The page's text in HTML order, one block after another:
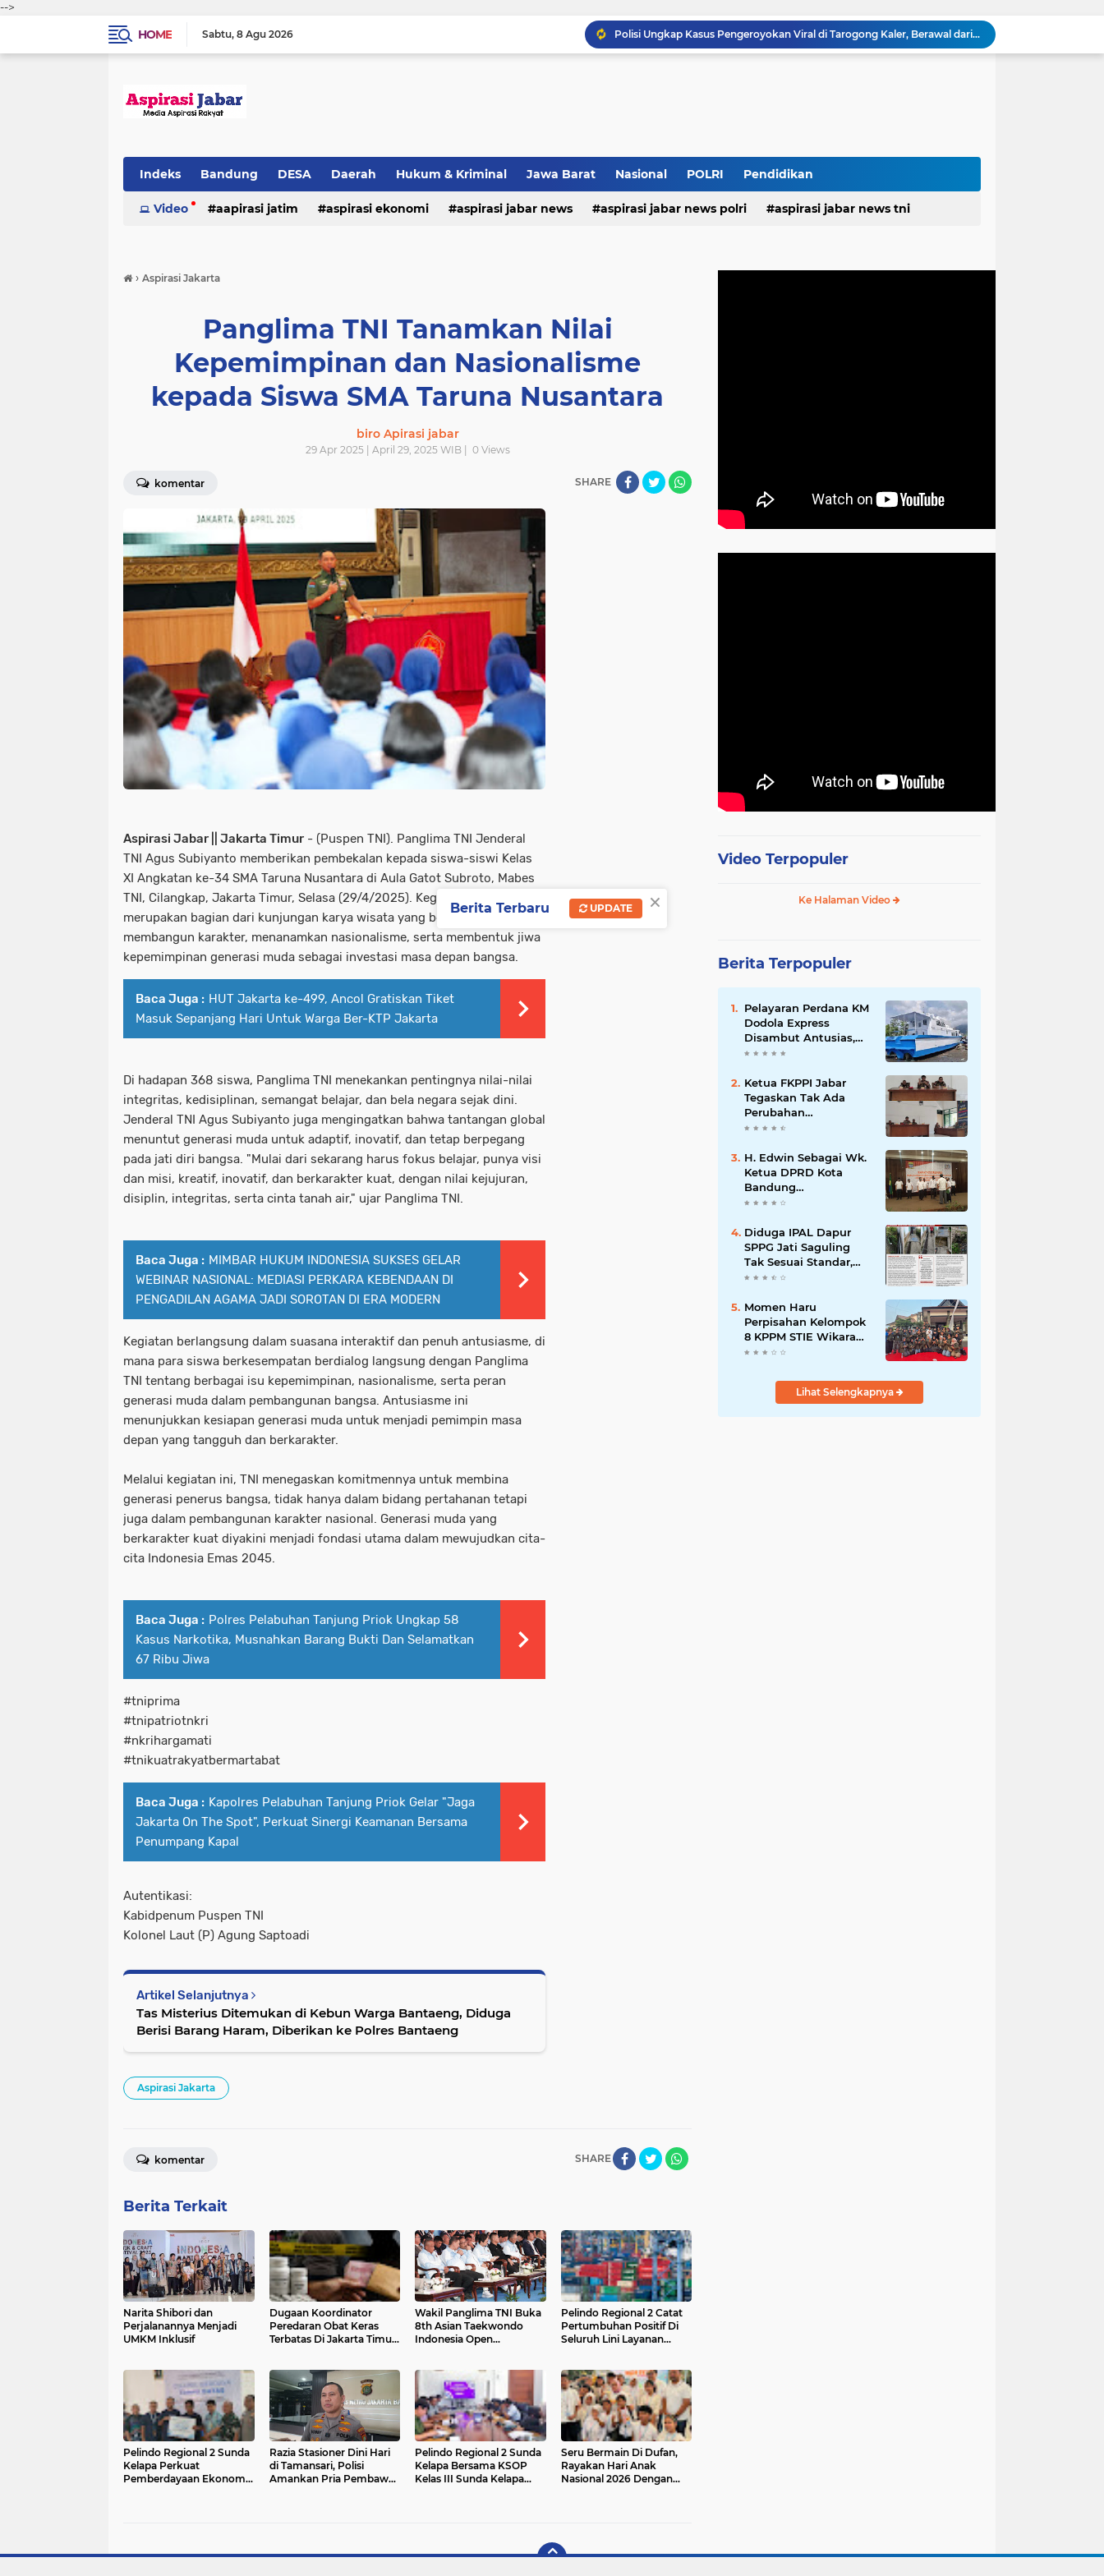
-->
HOME
Sabtu 8 Agu 2026
Polisi Ungkap Kasus Pengeroyokan Viral di Tarogong Kaler, Berawal dari Knalpot Brong
Wapang TNI Tinjau Kesiapan Yonif TP di Sumatera Utara
Pastikan Kenyamanan Investasi, Bupati Morotai Kunjungi Mitita Resort
Indeks Bandung DESA Daerah Hukum & Kriminal Jawa Barat Nasional POLRI Pendidikan
Video aapirasi jatim aspirasi ekonomi aspirasi jabar news aspirasi jabar news polri aspirasi jabar news tni
hukum & kriminal
› Aspirasi Jakarta
Panglima TNI Tanamkan Nilai
Kepemimpinan dan Nasionalisme
kepada Siswa SMA Taruna Nusantara
biro Apirasi jabar
29 Apr 2025 | April 29, 2025 WIB | 0Views
komentar SHARE
Aspirasi Jabar || Jakarta Timur - (Puspen TNI). Panglima TNI Jenderal
TNI Agus Subiyanto memberikan pembekalan kepada siswa-siswi Kelas
XI Angkatan ke-34 SMA Taruna Nusantara di Aula Gatot Subroto, Mabes
TNI, Cilangkap, Jakarta Timur, Selasa (29/4/2025). Kegiatan ini
merupakan bagian dari kunjungan karya wisata yang bertujuan
membangun karakter, menanamkan nasionalisme, serta membentuk jiwa
kepemimpinan generasi muda sebagai investasi masa depan bangsa.
Baca Juga : HUT Jakarta ke-499, Ancol Gratiskan Tiket
Masuk Sepanjang Hari Untuk Warga Ber-KTP Jakarta
Di hadapan 368 siswa, Panglima TNI menekankan pentingnya nilai-nilai
integritas, kedisiplinan, semangat belajar, dan bela negara sejak dini.
Jenderal TNI Agus Subiyanto juga mengingatkan bahwa tantangan global
menuntut generasi muda untuk adaptif, inovatif, dan tetap berpegang
pada jati diri bangsa. "Mulai dari sekarang harus fokus belajar, punya visi
dan misi, kreatif, inovatif, dan berkarakter kuat, dengan nilai kejujuran,
disiplin, integritas, serta cinta tanah air," ujar Panglima TNI.
Baca Juga : MIMBAR HUKUM INDONESIA SUKSES GELAR
WEBINAR NASIONAL: MEDIASI PERKARA KEBENDAAN DI
PENGADILAN AGAMA JADI SOROTAN DI ERA MODERN
Kegiatan berlangsung dalam suasana interaktif dan penuh antusiasme, di
mana para siswa berkesempatan berdialog langsung dengan Panglima
TNI tentang berbagai isu kepemimpinan, nasionalisme, serta peran
generasi muda dalam pembangunan bangsa. Antusiasme ini
menunjukkan kesiapan generasi muda untuk menjadi pemimpin masa
depan yang tangguh dan berkarakter.
Melalui kegiatan ini, TNI menegaskan komitmennya untuk membina
generasi penerus bangsa, tidak hanya dalam bidang pertahanan tetapi
juga dalam pembangunan karakter nasional. Generasi muda yang
berkarakter kuat diyakini menjadi fondasi utama dalam mewujudkan cita-
cita Indonesia Emas 2045.
Baca Juga : Polres Pelabuhan Tanjung Priok Ungkap 58
Kasus Narkotika, Musnahkan Barang Bukti Dan Selamatkan
67 Ribu Jiwa
#tniprima
#tnipatriotnkri
#nkrihargamati
#tnikuatrakyatbermartabat
Baca Juga : Kapolres Pelabuhan Tanjung Priok Gelar "Jaga
Jakarta On The Spot", Perkuat Sinergi Keamanan Bersama
Penumpang Kapal
Autentikasi:
Kabidpenum Puspen TNI
Kolonel Laut (P) Agung Saptoadi
Artikel Selanjutnya
Tas Misterius Ditemukan di Kebun Warga Bantaeng, Diduga
Berisi Barang Haram, Diberikan ke Polres Bantaeng
Aspirasi Jakarta
SHARE
komentar
Berita Terkait
Narita Shibori dan
Perjalanannya Menjadi
UMKM Inklusif
Dugaan Koordinator
Peredaran Obat Keras
Terbatas Di Jakarta Timur
Wakil Panglima TNI Buka
8th Asian Taekwondo
Indonesia Open
Pelindo Regional 2 Catat
Pertumbuhan Positif Di
Seluruh Lini Layanan
Pelindo Regional 2 Sunda
Kelapa Perkuat
Pemberdayaan Ekonomi
Razia Stasioner Dini Hari
di Tamansari, Polisi
Amankan Pria Pembawa
Pelindo Regional 2 Sunda
Kelapa Bersama KSOP
Kelas III Sunda Kelapa
Seru Bermain Di Dufan,
Rayakan Hari Anak
Nasional 2026 Dengan
Video Terpopuler
Ke Halaman Video
Berita Terpopuler
Pelayaran Perdana KM
Dodola Express
Disambut Antusias,
Baling-Baling Segera
Ketua FKPPI Jabar
Tegaskan Tak Ada
Perubahan
Kepengurusan PC KB
Ketua Cabang Diminta
Segera Konsolidasi
H. Edwin Sebagai Wk.
Ketua DPRD Kota
Bandung
Mengapresiasi Dan
Kepada
Kepemimpinan Merdi
Hajiji Sebagai ketua
DPD Lpm Kota
2021-2026
Diduga IPAL Dapur
SPPG Jati Saguling
Tak Sesuai Standar,
Warga Keluhkan
Mengalir ke Sungai
Momen Haru
Perpisahan Kelompok
8 KPPM STIE Wikara
Bersama Kepala Desa
Kecamatan Bojong
Lihat Selengkapnya
×
Berita Terbaru UPDATE